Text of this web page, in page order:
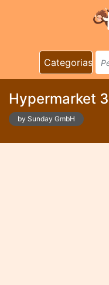
Categorias
Hypermarket
by Sunday GmbH